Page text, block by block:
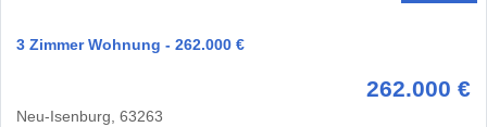
3 Zimmer Wohnung - 262.000 €
262.000 €
Neu-Isenburg, 63263